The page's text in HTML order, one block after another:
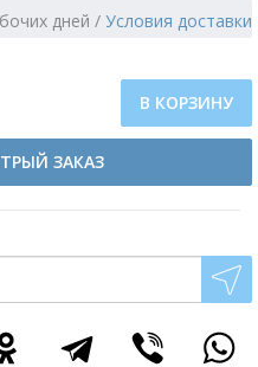
дней / Условия доставки
В КОРЗИНУ
ЗАКАЗ